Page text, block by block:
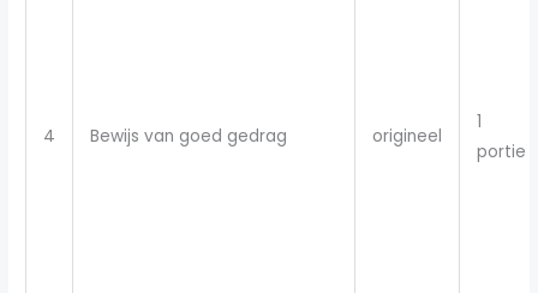
4 Bewijs van goed gedrag origineel
1
portie